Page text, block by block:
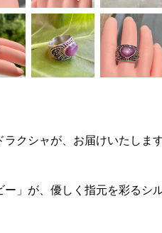
クシャが、お届けいたしま
」が、優しく指元を彩るシ